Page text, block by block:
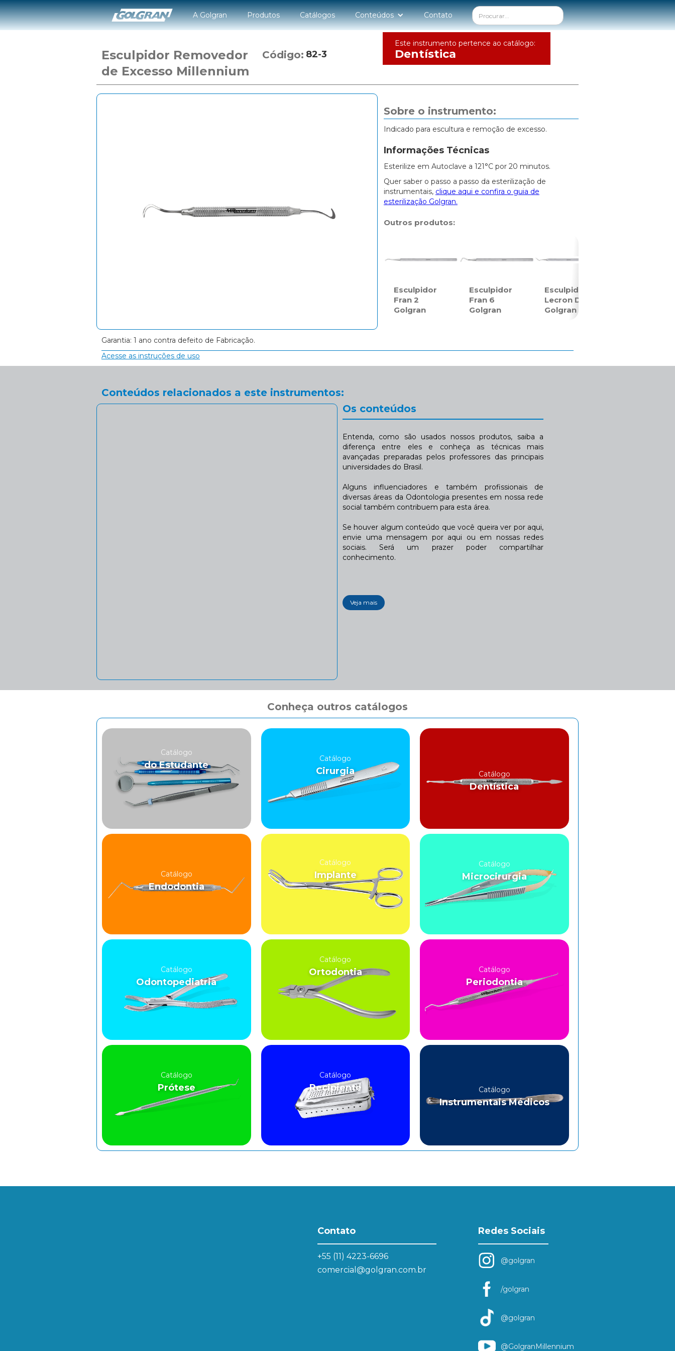
A Golgran Produtos Catálogos Conteúdos Contato
Esculpidor Removedor
de Excesso Millennium
Código: 82-3
Este instrumento pertence ao catálogo:
Dentística
Sobre o instrumento:
Indicado para escultura e remoção de excesso.
Informações Técnicas
Esterilize em Autoclave a 121°C por 20 minutos.
Quer saber o passo a passo da esterilização de
instrumentais, clique aqui e confira o guia de
esterilização Golgran.
Outros produtos:
Esculpidor
Fran 2
Golgran
Esculpidor
Fran 6
Golgran
Esculpidor
Lecron D
Golgran
Garantia: 1 ano contra defeito de Fabricação.
Acesse as instruções de uso
Conteúdos relacionados a este instrumentos:
Os conteúdos
Entenda, como são usados nossos produtos, saiba a
diferença entre eles e conheça as técnicas mais
avançadas preparadas pelos professores das principais
universidades do Brasil.
Alguns influenciadores e também profissionais de
diversas áreas da Odontologia presentes em nossa rede
social também contribuem para esta área.
Se houver algum conteúdo que você queira ver por aqui,
envie uma mensagem por aqui ou em nossas redes
sociais. Será um prazer poder compartilhar
conhecimento.
Veja mais
Conheça outros catálogos
Catálogo
do Estudante
Catálogo
Cirurgia Catálogo
Dentística
Catálogo
Endodontia
Catálogo
Implante
Catálogo
Microcirurgia
Catálogo
Odontopediatria
Catálogo
Ortodontia Catálogo
Periodontia
Catálogo
Prótese
Catálogo
Recipiente Catálogo
Instrumentais Médicos
Contato
+55 (11) 4223-6696
comercial@golgran.com.br
Redes Sociais
@golgran
/golgran
@golgran
@GolgranMillennium